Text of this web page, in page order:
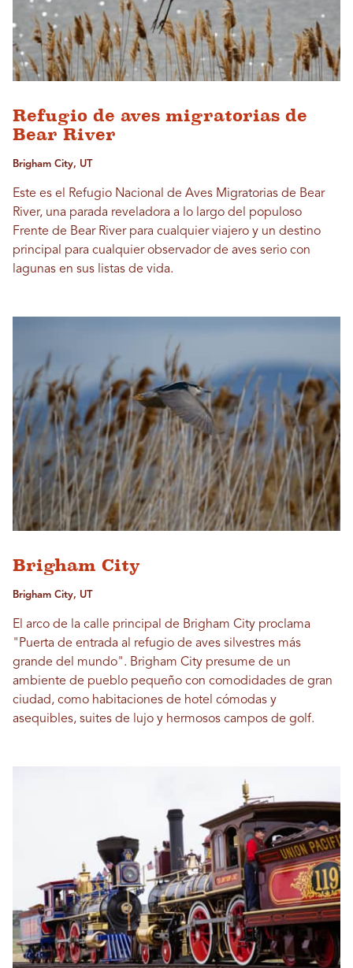
Refugio de aves migratorias de
Bear River
Brigham City, UT
Este es el Refugio Nacional de Aves Migratorias de Bear
River, una parada reveladora a lo largo del populoso
Frente de Bear River para cualquier viajero y un destino
principal para cualquier observador de aves serio con
lagunas en sus listas de vida.
Brigham City
Brigham City, UT
El arco de la calle principal de Brigham City proclama
"Puerta de entrada al refugio de aves silvestres más
grande del mundo". Brigham City presume de un
ambiente de pueblo pequeño con comodidades de gran
ciudad, como habitaciones de hotel cómodas y
asequibles, suites de lujo y hermosos campos de golf.